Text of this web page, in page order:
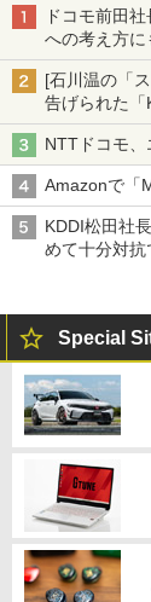
ドコモ前田
への考え方に
[石川温の「
告げられた「
穴と楽天モバ
NTTドコモ、
Amazonで「
KDDI松田社
めて十分対抗
Special